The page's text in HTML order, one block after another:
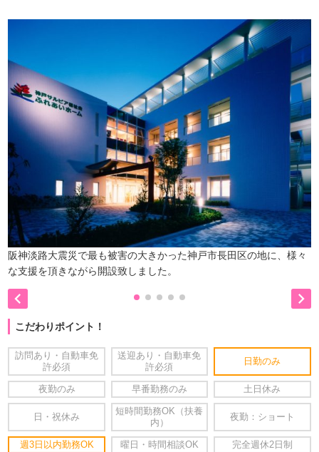
阪神淡路大震災で最も被害の大きかった神戸市長田区の地に、様々
な支援を頂きながら開設致しました。
 
こだわりポイント！
訪問あり・自動車免
許必須
送迎あり・自動車免
許必須
日勤のみ
夜勤のみ 早番勤務のみ 土日休み
日・祝休み
短時間勤務OK（扶養
内）
夜勤：ショート
週3日以内勤務OK 曜日・時間相談OK 完全週休2日制